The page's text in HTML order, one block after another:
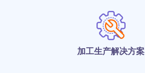
加工生产解决方案